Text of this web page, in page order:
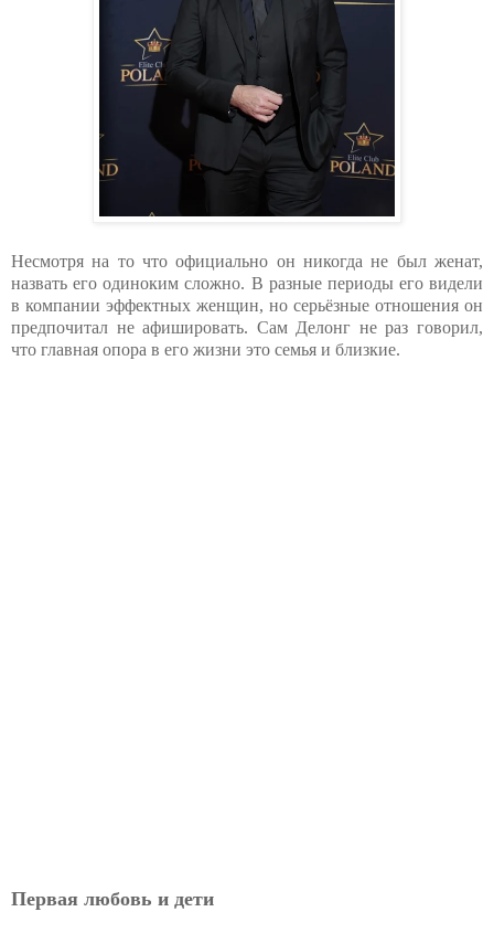
Несмотря на то что официально он никогда не был женат,
назвать его одиноким сложно. В разные периоды его видели
в компании эффектных женщин, но серьёзные отношения он
предпочитал не афишировать. Сам Делонг не раз говорил,
что главная опора в его жизни это семья и близкие.
Первая любовь и дети